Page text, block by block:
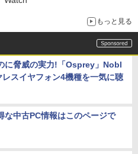
もっと見る
に脅威の実力!「Osprey」Nobl
スイヤフォン4機種を一気に聴
な中古PC情報はこのページで